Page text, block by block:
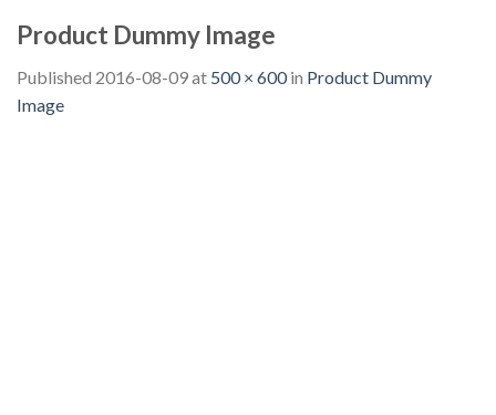
Product Dummy Image
Published 2016-08-09at 500 × 600in Product Dummy
Image